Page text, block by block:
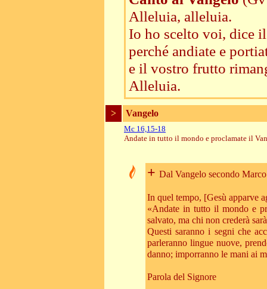
Alleluia, alleluia.
Io ho scelto voi, dice
perché andiate e
e il vostro frutto
Alleluia.
> Vangelo
Mc 16,15-18
Andate in tutto il mondo e proclamate il
+ Dal Vangelo secondo Marco
In quel tempo, [Gesù apparve
«Andate in tutto il mondo e
salvato, ma chi non crederà
Questi saranno i segni che
parleranno lingue nuove,
danno; imporranno le mani ai
Parola del Signore